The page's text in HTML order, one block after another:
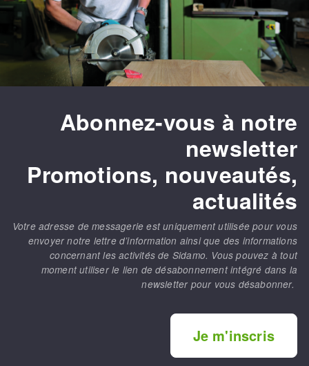
Abonnez-vous à notre
newsletter
Promotions, nouveautés,
actualités
Votre adresse de messagerie est uniquement utilisée pour vous
envoyer notre lettre d’information ainsi que des informations
concernant les activités de Sidamo. Vous pouvez à tout
moment utiliser le lien de désabonnement intégré dans la
newsletter pour vous désabonner.
Je m'inscris